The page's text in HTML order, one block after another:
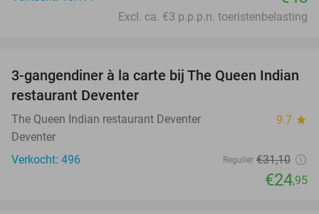
Excl. ca. €3 p.p.p.n. toeristenbelasting
20%
3-gangendiner à la carte bij The Queen Indian
restaurant Deventer
The Queen Indian restaurant Deventer 9.7 star
Deventer
Verkocht: 496
Regulier €31,10
€24,95